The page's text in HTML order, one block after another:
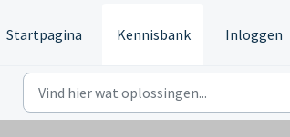
Startpagina Kennisbank Inloggen